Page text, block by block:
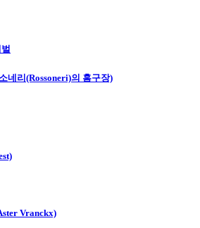
네리(Rossoneri)의 홈구장)
Vranckx)